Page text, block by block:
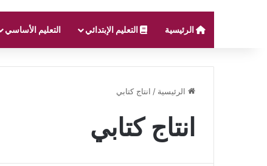
الرئيسية التعليم الإبتدائي التعليم الأساسي
الرئيسية / انتاج كتابي
انتاج كتابي